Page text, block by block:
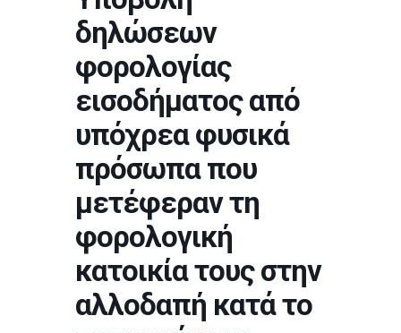
δηλώσεων
φορολογίας
εισοδήματος από
υπόχρεα φυσικά
πρόσωπα που
μετέφεραν τη
φορολογική
κατοικία τους στην
αλλοδαπή κατά το